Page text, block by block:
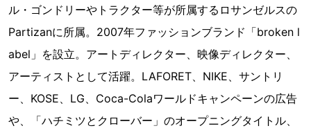
ル・ゴンドリーやトラクター等が所属するロサンゼルスの
Partizanに所属。2007年ファッションブランド「broken l
abel」を設立。アートディレクター、映像ディレクター、
アーティストとして活躍。LAFORET、NIKE、サントリ
ー、KOSE、LG、Coca-Colaワールドキャンペーンの広告
や、「ハチミツとクローバー」のオープニングタイトル、